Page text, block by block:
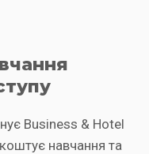
Business & Hotel
навчання та